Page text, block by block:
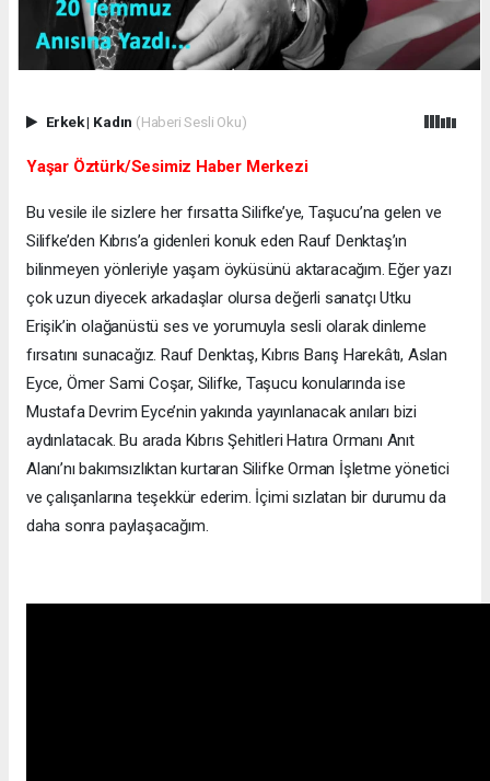
Erkek| Kadın (Haberi Sesli Oku)
Yaşar Öztürk/Sesimiz Haber Merkezi
Bu vesile ile sizlere her fırsatta Silifke’ye, Taşucu’na gelen ve
Silifke’den Kıbrıs’a gidenleri konuk eden Rauf Denktaş’ın
bilinmeyen yönleriyle yaşam öyküsünü aktaracağım. Eğer yazı
çok uzun diyecek arkadaşlar olursa değerli sanatçı Utku
Erişik’in olağanüstü ses ve yorumuyla sesli olarak dinleme
fırsatını sunacağız. Rauf Denktaş, Kıbrıs Barış Harekâtı, Aslan
Eyce, Ömer Sami Coşar, Silifke, Taşucu konularında ise
Mustafa Devrim Eyce’nin yakında yayınlanacak anıları bizi
aydınlatacak. Bu arada Kıbrıs Şehitleri Hatıra Ormanı Anıt
Alanı’nı bakımsızlıktan kurtaran Silifke Orman İşletme yönetici
ve çalışanlarına teşekkür ederim. İçimi sızlatan bir durumu da
daha sonra paylaşacağım.